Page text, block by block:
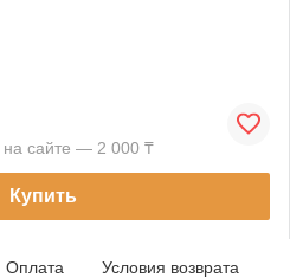
сайте — 2 000 ₸
Купить
Оплата Условия возврата